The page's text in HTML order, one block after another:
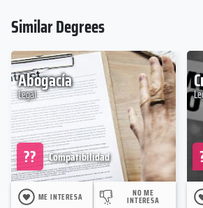
Similar Degrees
Abogacía
Legal
Compatibilidad
??
ME INTERESA NO ME
INTERESA